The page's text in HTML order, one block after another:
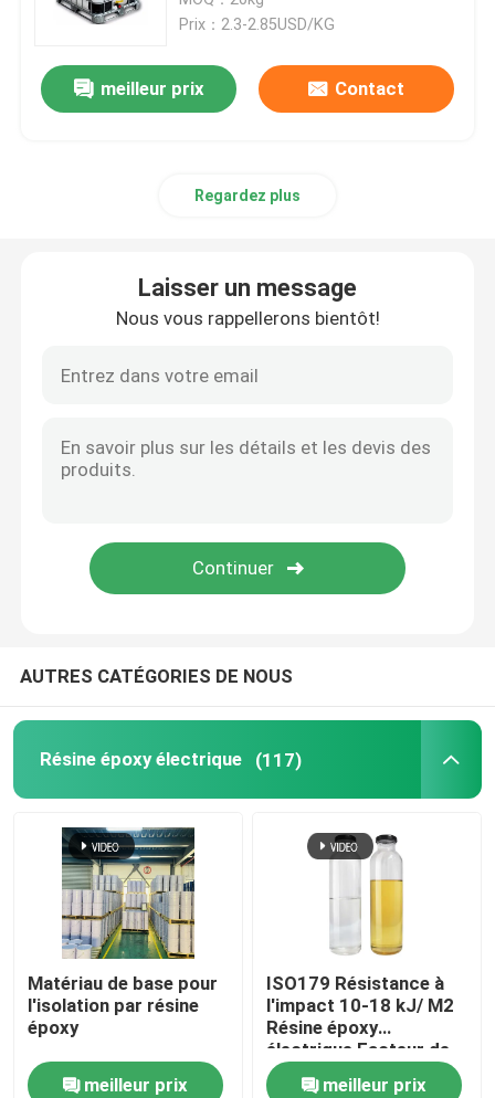
Résine époxy ignifuge
Résine époxy de transformateur
Époxy à température ambiante
Poudre de silice
Lubrifiant de moule
Pâte pigmentaire époxy
résine époxy isolante électrique
Prix：2.3-2.85USD/KG
meilleur prix Contact
Regardez plus
Laisser un message
Nous vous rappellerons bientôt!
AUTRES CATÉGORIES DE NOUS
Résine époxy électrique (117)
Matériau de base pour
l'isolation par résine
époxy
meilleur prix
ISO179 Résistance à
l'impact 10-18 kJ/ M2
Résine époxy
électrique Facteur de
perte 0,02
meilleur prix